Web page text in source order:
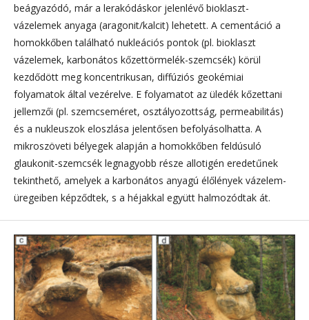
beágyazódó, már a lerakódáskor jelenlévő bioklaszt-
vázelemek anyaga (aragonit/kalcit) lehetett. A cementáció a
homokkőben található nukleációs pontok (pl. bioklaszt
vázelemek, karbonátos kőzettörmelék-szemcsék) körül
kezdődött meg koncentrikusan, diffúziós geokémiai
folyamatok által vezérelve. E folyamatot az üledék kőzettani
jellemzői (pl. szemcseméret, osztályozottság, permeabilitás)
és a nukleuszok eloszlása jelentősen befolyásolhatta. A
mikroszöveti bélyegek alapján a homokkőben feldúsuló
glaukonit-szemcsék legnagyobb része allotigén eredetűnek
tekinthető, amelyek a karbonátos anyagú élőlények vázelem-
üregeiben képződtek, s a héjakkal együtt halmozódtak át.